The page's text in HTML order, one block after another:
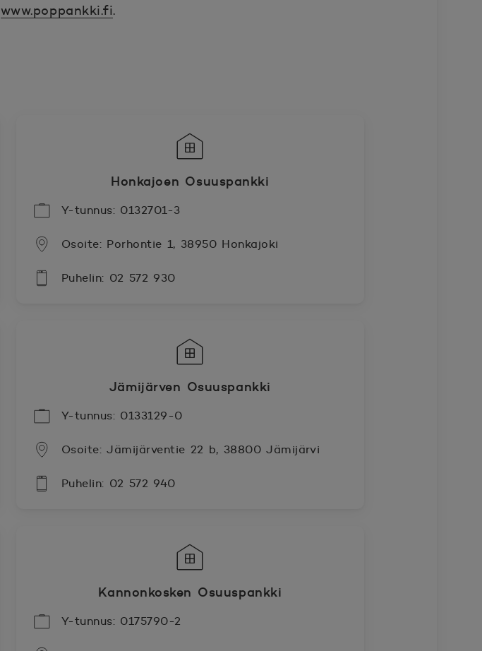
www.poppankki.fi.
Honkajoen Osuuspankki
Y-tunnus: 0132701-3
Osoite: Porhontie 1, 38950 Honkajoki
Puhelin: 02 572 930
Jämijärven Osuuspankki
Y-tunnus: 0133129-0
Osoite: Jämijärventie 22 b, 38800 Jämijärvi
Puhelin: 02 572 940
Kannonkosken Osuuspankki
Y-tunnus: 0175790-2